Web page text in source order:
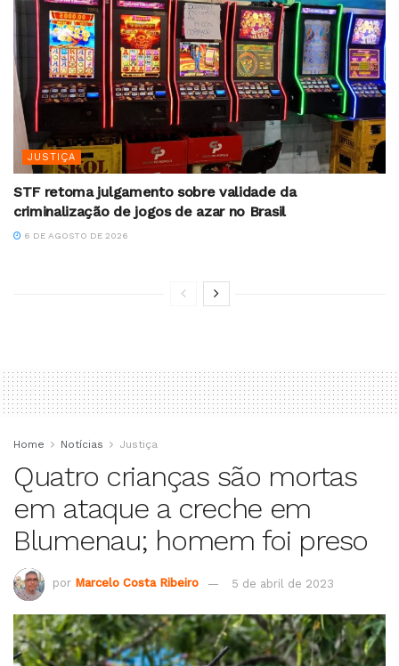
JUSTIÇA
STF retoma julgamento sobre validade da
criminalização de jogos de azar no Brasil
6 DE AGOSTO DE 2026
Home Notícias Justiça
Quatro crianças são mortas
em ataque a creche em
Blumenau; homem foi preso
por Marcelo Costa Ribeiro 5 de abril de 2023